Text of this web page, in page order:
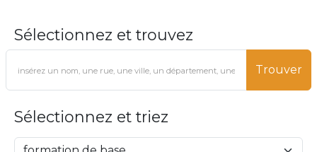
Sélectionnez et trouvez
Trouver
Sélectionnez et triez